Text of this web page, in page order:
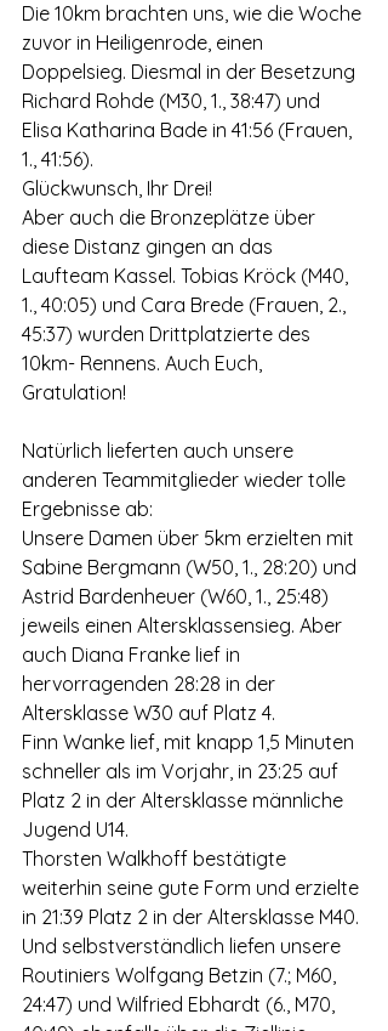
Die 10km brachten uns, wie die Woche
zuvor in Heiligenrode, einen
Doppelsieg. Diesmal in der Besetzung
Richard Rohde (M30, 1., 38:47) und
Elisa Katharina Bade in 41:56 (Frauen,
1., 41:56).
Glückwunsch, Ihr Drei!
Aber auch die Bronzeplätze über
diese Distanz gingen an das
Laufteam Kassel. Tobias Kröck (M40,
1., 40:05) und Cara Brede (Frauen, 2.,
45:37) wurden Drittplatzierte des
10km- Rennens. Auch Euch,
Gratulation!
Natürlich lieferten auch unsere
anderen Teammitglieder wieder tolle
Ergebnisse ab:
Unsere Damen über 5km erzielten mit
Sabine Bergmann (W50, 1., 28:20) und
Astrid Bardenheuer (W60, 1., 25:48)
jeweils einen Altersklassensieg. Aber
auch Diana Franke lief in
hervorragenden 28:28 in der
Altersklasse W30 auf Platz 4.
Finn Wanke lief, mit knapp 1,5 Minuten
schneller als im Vorjahr, in 23:25 auf
Platz 2 in der Altersklasse männliche
Jugend U14.
Thorsten Walkhoff bestätigte
weiterhin seine gute Form und erzielte
in 21:39 Platz 2 in der Altersklasse M40.
Und selbstverständlich liefen unsere
Routiniers Wolfgang Betzin (7.; M60,
24:47) und Wilfried Ebhardt (6., M70,